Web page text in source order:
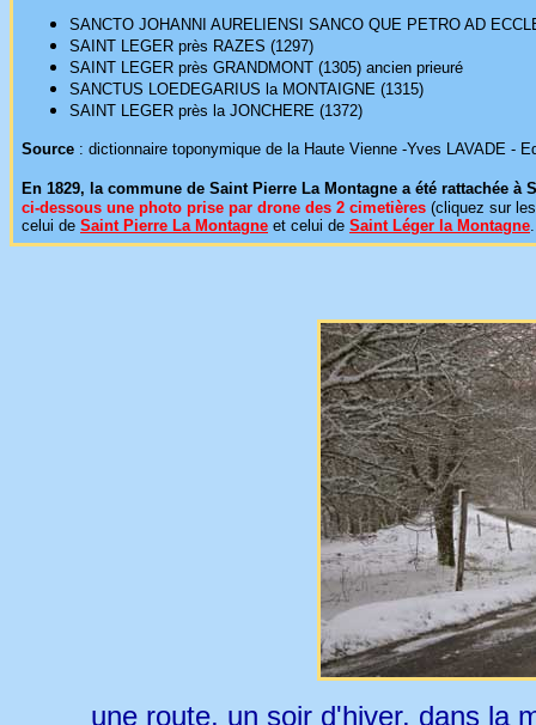
SANCTO JOHANNI AURELIENSI SANCO QUE PETRO AD
SAINT LEGER près RAZES (1297)
SAINT LEGER près GRANDMONT (1305) ancien prieuré
SANCTUS LOEDEGARIUS la MONTAIGNE (1315)
SAINT LEGER près la JONCHERE (1372)
Source : dictionnaire toponymique de la Haute Vienne -Yves LAVADE -
En 1829, la commune de Saint Pierre La Montagne a été rattachée à
ci-dessous une photo prise par drone des 2 cimetières (cliquez sur
celui de Saint Pierre La Montagne et celui de Saint Léger la Montagne.
une route, un soir d'hiver, dans la